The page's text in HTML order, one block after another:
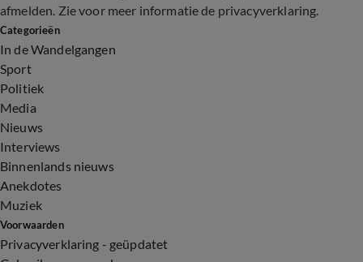
afmelden. Zie voor meer informatie de privacyverklaring.
Categorieën
In de Wandelgangen
Sport
Politiek
Media
Nieuws
Interviews
Binnenlands nieuws
Anekdotes
Muziek
Voorwaarden
Privacyverklaring - geüpdatet